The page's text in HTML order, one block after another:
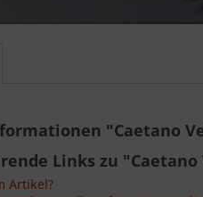
"Caetano
Links zu "Caetano
Artikel?